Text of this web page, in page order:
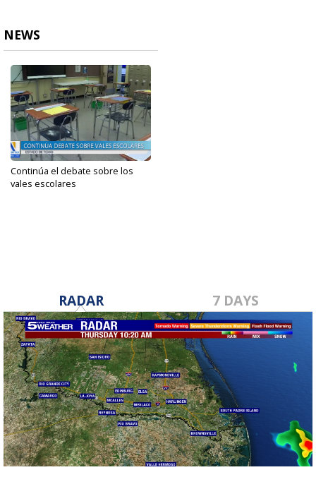
NEWS
Continúa el debate sobre los
vales escolares
RADAR 7 DAYS